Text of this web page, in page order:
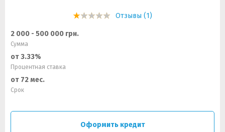
Отзывы (1)
2 000 - 500 000 грн.
Сумма
от 3.33%
Процентная ставка
от 72 мес.
Срок
Оформить кредит